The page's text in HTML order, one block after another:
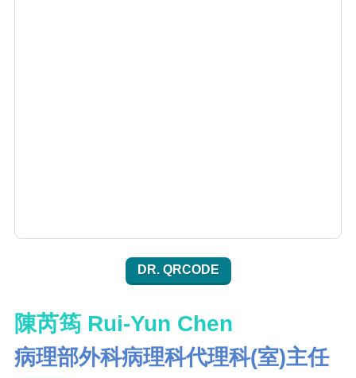
DR. QRCODE
陳芮筠 Rui-Yun Chen
病理部外科病理科代理科(室)主任